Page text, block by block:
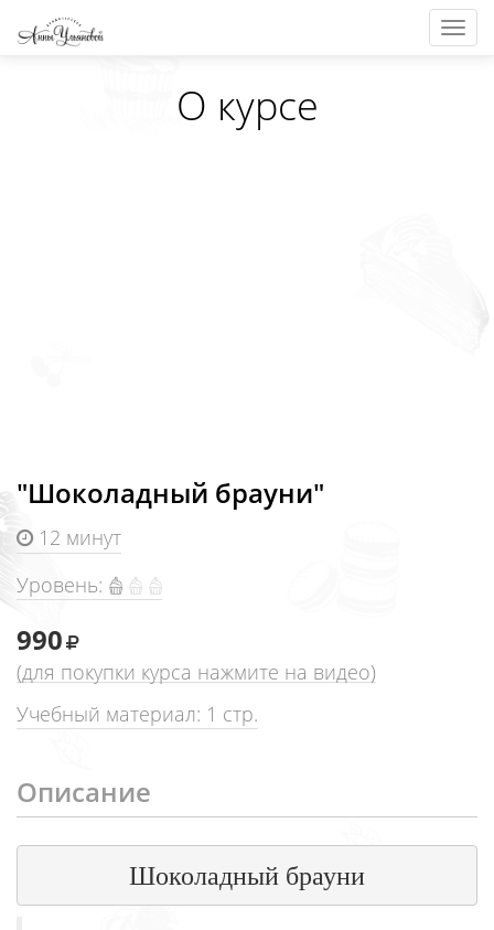
О курсе
"Шоколадный брауни"
12 минут
Уровень:
990
(для покупки курса нажмите на видео)
Учебный материал: 1 стр.
Описание
Шоколадный брауни